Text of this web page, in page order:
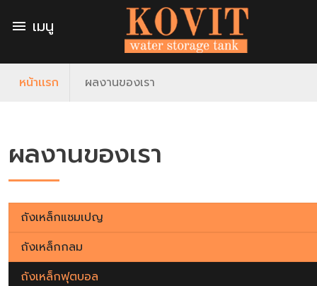
menu เมนู
หน้าเเรก ผลงานของเรา
ผลงานของเรา
ถังเหล็กแชมเปญ
ถังเหล็กกลม
ถังเหล็กฟุตบอล